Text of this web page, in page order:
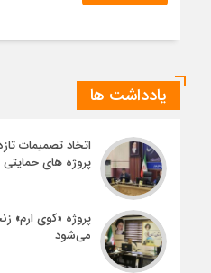
یادداشت ها
اتخاذ تصمیمات
پروژه های
پروژه «کوی ارم»
می‌شود